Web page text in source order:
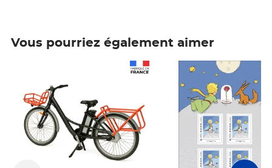
Vous pourriez également aimer
Prix 7,50€